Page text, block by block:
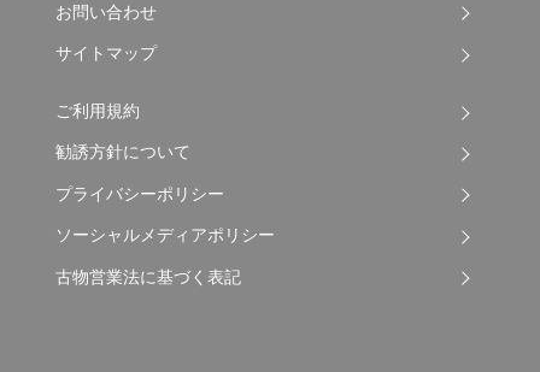
お問い合わせ
サイトマップ
ご利用規約
勧誘方針について
プライバシーポリシー
ソーシャルメディアポリシー
古物営業法に基づく表記